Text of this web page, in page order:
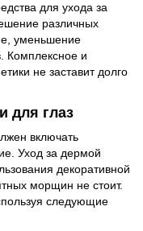
для ухода за
различных
уменьшение
Комплексное и
не заставит долго
для глаз
включать
Уход за дермой
декоративной
морщин не стоит.
следующие